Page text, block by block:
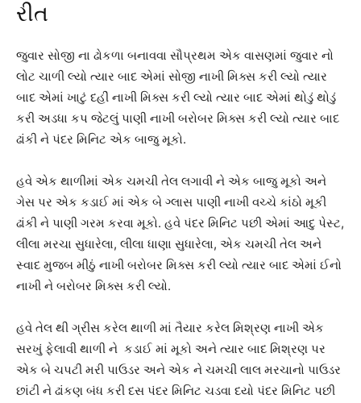
રીત
જુવાર સોજી ના ઢોકળા બનાવવા સૌપ્રથમ એક વાસણમાં જુવાર નો
લોટ ચાળી લ્યો ત્યાર બાદ એમાં સોજી નાખી મિક્સ કરી લ્યો ત્યાર
બાદ એમાં ખાટું દહીં નાખી મિક્સ કરી લ્યો ત્યાર બાદ એમાં થોડું થોડું
કરી અડધા કપ જેટલું પાણી નાખી બરોબર મિક્સ કરી લ્યો ત્યાર બાદ
ઢાંકી ને પંદર મિનિટ એક બાજુ મૂકો.
હવે એક થાળીમાં એક ચમચી તેલ લગાવી ને એક બાજુ મૂકો અને
ગેસ પર એક કડાઈ માં એક બે ગ્લાસ પાણી નાખી વચ્ચે કાંઠો મૂકી
ઢાંકી ને પાણી ગરમ કરવા મૂકો. હવે પંદર મિનિટ પછી એમાં આદુ પેસ્ટ,
લીલા મરચા સુધારેલા, લીલા ધાણા સુધારેલા, એક ચમચી તેલ અને
સ્વાદ મુજબ મીઠું નાખી બરોબર મિક્સ કરી લ્યો ત્યાર બાદ એમાં ઈનો
નાખી ને બરોબર મિક્સ કરી લ્યો.
હવે તેલ થી ગ્રીસ કરેલ થાળી માં તૈયાર કરેલ મિશ્રણ નાખી એક
સરખું ફેલાવી થાળી ને કડાઈ માં મૂકો અને ત્યાર બાદ મિશ્રણ પર
એક બે ચપટી મરી પાઉડર અને એક ને ચમચી લાલ મરચાનો પાઉડર
છાંટી ને ઢાંકણ બંધ કરી દસ પંદર મિનિટ ચડવા દયો પંદર મિનિટ પછી